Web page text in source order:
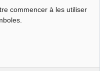
commencer à les utiliser